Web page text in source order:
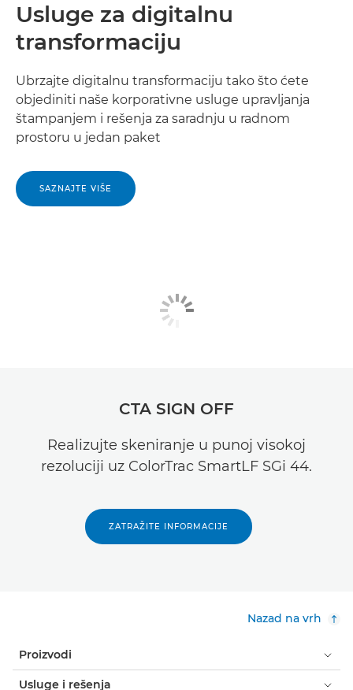
Usluge za digitalnu
transformaciju
Ubrzajte digitalnu transformaciju tako što ćete
objediniti naše korporativne usluge upravljanja
štampanjem i rešenja za saradnju u radnom
prostoru u jedan paket
SAZNAJTE VIŠE
CTA SIGN OFF
Realizujte skeniranje u punoj visokoj
rezoluciji uz ColorTrac SmartLF SGi 44.
ZATRAŽITE INFORMACIJE
Nazad na vrh
Proizvodi
Usluge i rešenja